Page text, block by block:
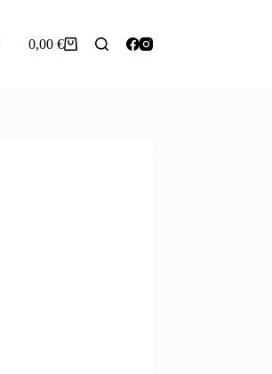
Shopping
0,00 €